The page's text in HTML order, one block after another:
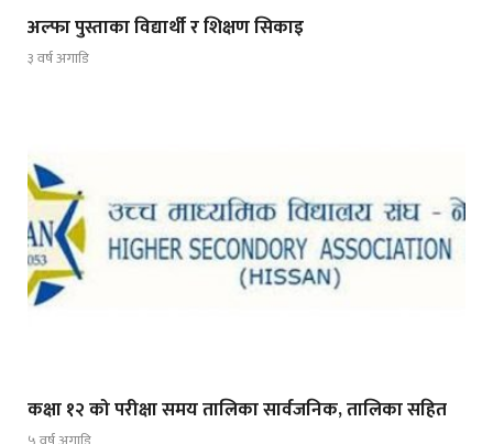
अल्फा पुस्ताका विद्यार्थी र शिक्षण सिकाइ
३ वर्ष अगाडि
कक्षा १२ को परीक्षा समय तालिका सार्वजनिक, तालिका सहित